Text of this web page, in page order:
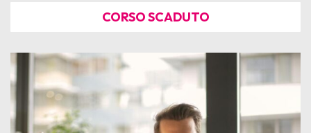
In Presenza
E-Learning
Contatti
CORSO SCADUTO